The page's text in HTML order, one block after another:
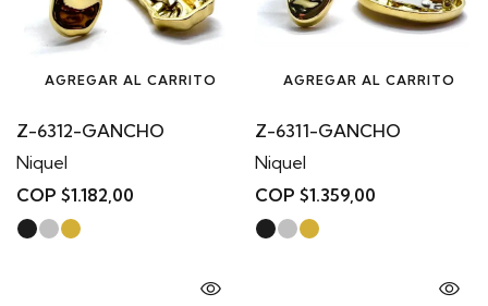
AGREGAR AL CARRITO
Z-6312-GANCHO
Niquel
COP $1.182,00
AGREGAR AL CARRITO
Z-6311-GANCHO
Niquel
COP $1.359,00